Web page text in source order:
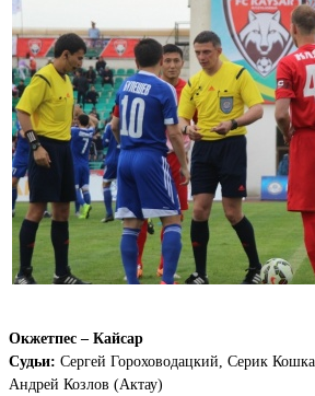
Окжетпес – Кайсар
Судьи: Сергей Гороховодацкий, Серик
Андрей Козлов (Актау)